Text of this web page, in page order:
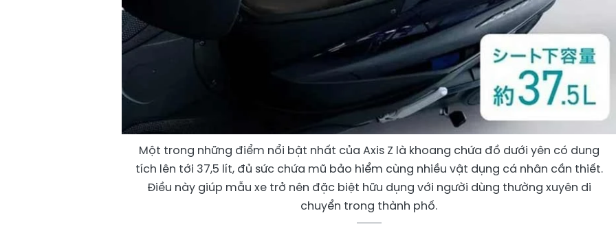
Một trong những điểm nổi bật nhất của Axis Z là khoang chứa đồ dưới yên có dung
tích lên tới 37,5 lít, đủ sức chứa mũ bảo hiểm cùng nhiều vật dụng cá nhân cần thiết.
Điều này giúp mẫu xe trở nên đặc biệt hữu dụng với người dùng thường xuyên di
chuyển trong thành phố.